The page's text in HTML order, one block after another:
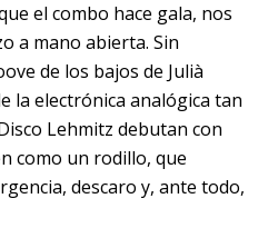
el combo hace gala, nos
a mano abierta. Sin
de los bajos de Julià
la electrónica analógica tan
Lehmitz debutan con
como un rodillo, que
descaro y, ante todo,